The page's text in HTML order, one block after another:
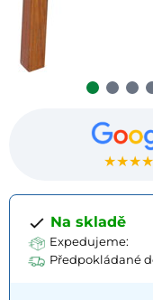
Na skladě
Expedujeme:
Předpokládané